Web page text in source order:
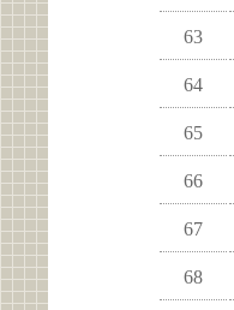
63
64
65
66
67
68